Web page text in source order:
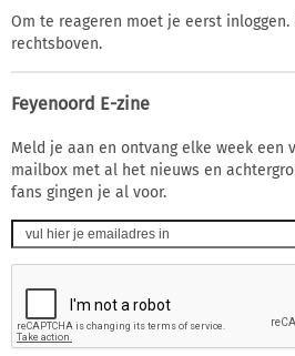
Om te reageren moet je eerst
rechtsboven.
Feyenoord E-zine
Meld je aan en ontvang elke week een
mailbox met al het nieuws en
fans gingen je al voor.